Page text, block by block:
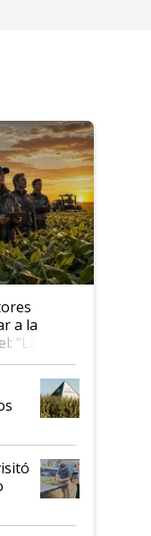
a la
"Las
son